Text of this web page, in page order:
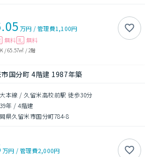
万円 /管理費1,100円
無料 礼 無料
/65.57㎡ / 2階
国分町 4階建 1987年築
本線 / 久留米高校前駅 徒歩30分
年 /4階建
県久留米市国分町784-8
万円 /管理費2,000円